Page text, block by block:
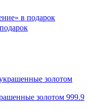
золотом 999.9